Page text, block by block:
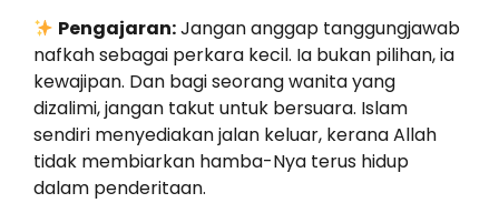
Pengajaran:Jangan anggap tanggungjawab
nafkah sebagai perkara kecil. Ia bukan pilihan, ia
kewajipan. Dan bagi seorang wanita yang
dizalimi, jangan takut untuk bersuara. Islam
sendiri menyediakan jalan keluar, kerana Allah
tidak membiarkan hamba-Nya terus hidup
dalam penderitaan.